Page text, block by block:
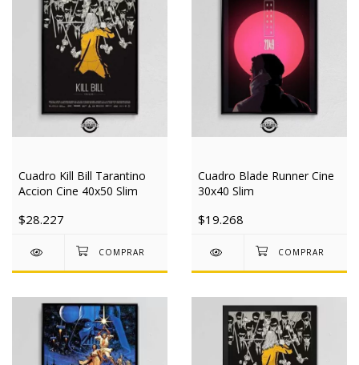
Cuadro Kill Bill Tarantino
Accion Cine 40x50 Slim
$28.227
Cuadro Blade Runner Cine
30x40 Slim
$19.268